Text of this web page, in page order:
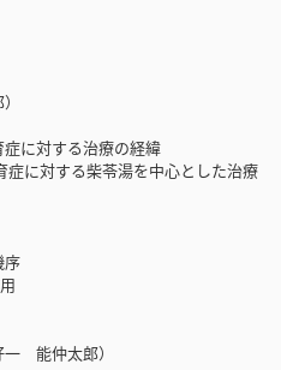
対する治療の経緯
対する柴苓湯を中心とした治療
能仲太郎）